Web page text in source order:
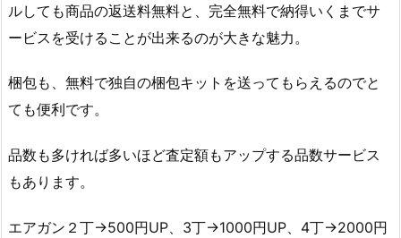
ルしても商品の返送料無料と、完全無料で納得いくまでサ
ービスを受けることが出来るのが大きな魅力。
梱包も、無料で独自の梱包キットを送ってもらえるのでと
ても便利です。
品数も多ければ多いほど査定額もアップする品数サービス
もあります。
エアガン２丁→500円UP、3丁→1000円UP、4丁→2000円